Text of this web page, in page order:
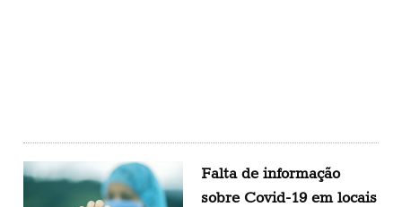
Falta de informação
sobre Covid-19 em locais